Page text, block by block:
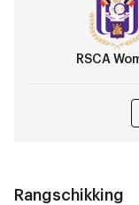
Louviéroises
RSCA
Rangschikking